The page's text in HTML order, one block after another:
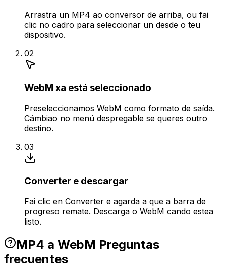
Arrastra un MP4 ao conversor de arriba, ou fai
clic no cadro para seleccionar un desde o teu
dispositivo.
02
WebM xa está seleccionado
Preseleccionamos WebM como formato de saída.
Cámbiao no menú despregable se queres outro
destino.
03
Converter e descargar
Fai clic en Converter e agarda a que a barra de
progreso remate. Descarga o WebM cando estea
listo.
MP4 a WebM Preguntas
frecuentes